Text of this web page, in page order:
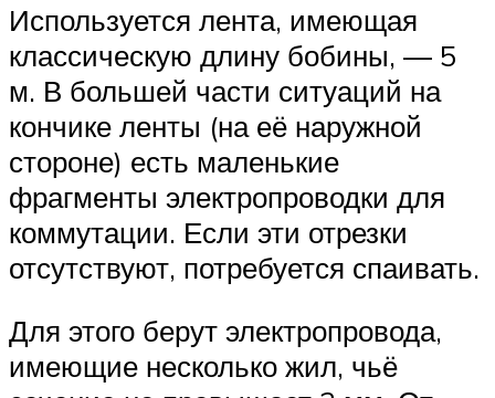
Используется лента, имеющая
классическую длину бобины, — 5
м. В большей части ситуаций на
кончике ленты (на её наружной
стороне) есть маленькие
фрагменты электропроводки для
коммутации. Если эти отрезки
отсутствуют, потребуется спаивать.
Для этого берут электропровода,
имеющие несколько жил, чьё